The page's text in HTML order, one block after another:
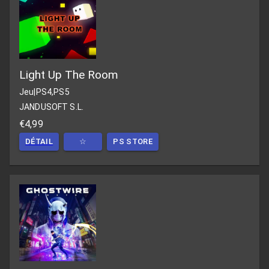
Light Up The Room
Jeu PS4,PS5
JANDUSOFT S.L.
€4,99
DÉTAIL ☆ PS STORE